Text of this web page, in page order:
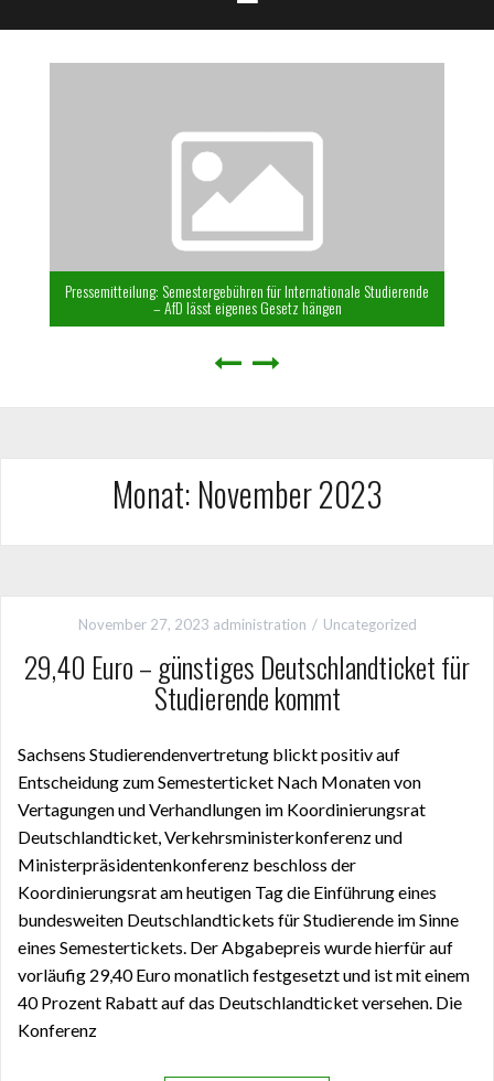
Pressemitteilung: Semestergebühren für Internationale Studierende
– AfD lässt eigenes Gesetz hängen
Monat: November 2023
November 27, 2023 administration Uncategorized
29,40 Euro – günstiges Deutschlandticket für
Studierende kommt
Sachsens Studierendenvertretung blickt positiv auf
Entscheidung zum Semesterticket Nach Monaten von
Vertagungen und Verhandlungen im Koordinierungsrat
Deutschlandticket, Verkehrsministerkonferenz und
Ministerpräsidentenkonferenz beschloss der
Koordinierungsrat am heutigen Tag die Einführung eines
bundesweiten Deutschlandtickets für Studierende im Sinne
eines Semestertickets. Der Abgabepreis wurde hierfür auf
vorläufig 29,40 Euro monatlich festgesetzt und ist mit einem
40 Prozent Rabatt auf das Deutschlandticket versehen. Die
Konferenz